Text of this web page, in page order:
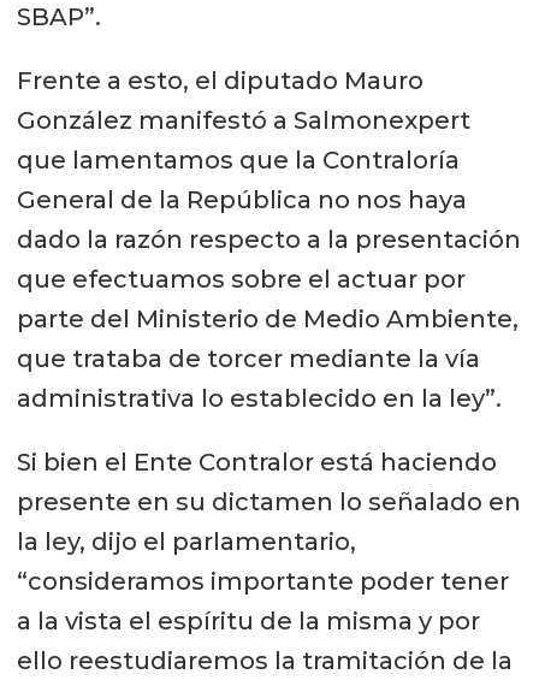
SBAP”.
Frente a esto, el diputado Mauro
González manifestó a Salmonexpert
que lamentamos que la Contraloría
General de la República no nos haya
dado la razón respecto a la presentación
que efectuamos sobre el actuar por
parte del Ministerio de Medio Ambiente,
que trataba de torcer mediante la vía
administrativa lo establecido en la ley”.
Si bien el Ente Contralor está haciendo
presente en su dictamen lo señalado en
la ley, dijo el parlamentario,
“consideramos importante poder tener
a la vista el espíritu de la misma y por
ello reestudiaremos la tramitación de la